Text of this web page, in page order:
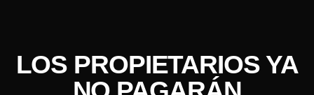
LOS PROPIETARIOS YA